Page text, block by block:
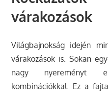
várakozások
Világbajnokság idején
várakozások is. Sokan
nagy nyereményt
kombinációkkal. Ez a